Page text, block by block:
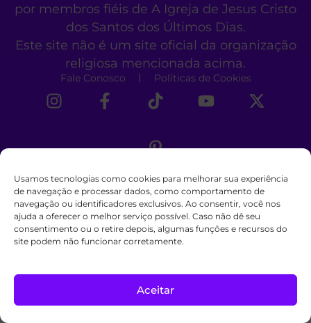
Usamos tecnologias como cookies para melhorar sua experiência
de navegação e processar dados, como comportamento de
navegação ou identificadores exclusivos. Ao consentir, você nos
ajuda a oferecer o melhor serviço possível. Caso não dê seu
consentimento ou o retire depois, algumas funções e recursos do
site podem não funcionar corretamente.
Aceitar
por membros fiéis de A Igreja de Jesus Cristo
dos Santos dos Últimos Dias.
Este site não é um site oficial da organização
religiosa mencionada acima.
Fale Conosco Políticas de Cookies